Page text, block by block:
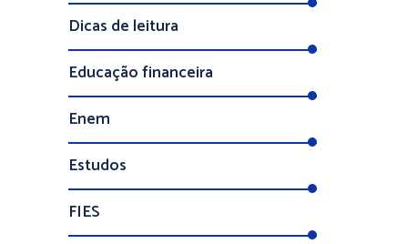
Dicas de leitura
Educação financeira
Enem
Estudos
FIES